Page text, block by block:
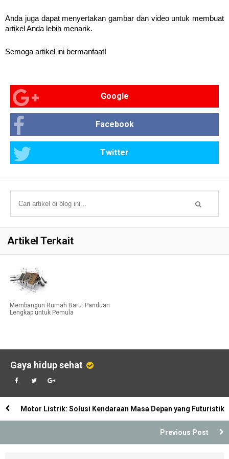
Anda juga dapat menyertakan gambar dan video untuk membuat
artikel Anda lebih menarik.
Semoga artikel ini bermanfaat!
Google
Facebook
Twitter
Artikel Terkait
Membangun Rumah Baru: Panduan
Lengkap untuk Pemula
Gaya hidup sehat
Motor Listrik: Solusi Kendaraan Masa Depan yang Futuristik
Previous Post